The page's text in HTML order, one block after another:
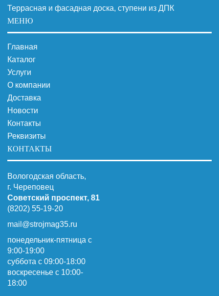
Террасная и фасадная доска, ступени из ДПК
МЕНЮ
Главная
Каталог
Услуги
О компании
Доставка
Новости
Контакты
Реквизиты
КОНТАКТЫ
Вологодская область,
г. Череповец
Советский проспект, 81
(8202) 55-19-20
mail@strojmag35.ru
понедельник-пятница с
9:00-19:00
суббота c 09:00-18:00
воскресенье с 10:00-
18:00